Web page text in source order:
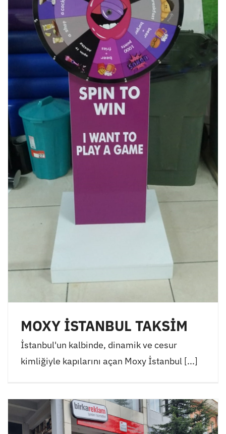
MOXY İSTANBUL TAKSİM
İstanbul'un kalbinde, dinamik ve cesur
kimliğiyle kapılarını açan Moxy İstanbul [...]